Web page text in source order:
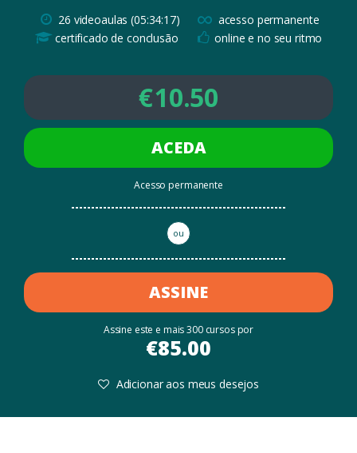
26 videoaulas (05:34:17) ∞ acesso permanente
certificado de conclusão
online e no seu ritmo
€10.50
ACEDA
Acesso permanente
ou
ASSINE
Assine este e mais 300 cursos por
€85.00
Adicionar aos meus desejos